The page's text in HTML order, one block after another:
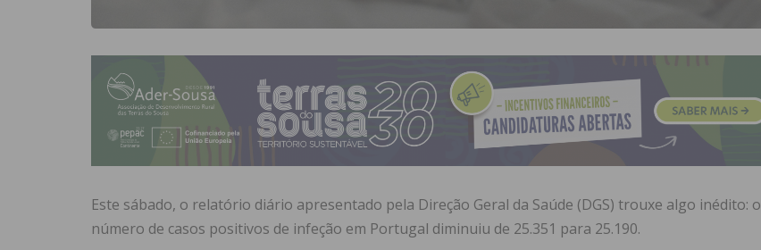
Este sábado, o relatório diário apresentado pela Direção Geral da Saúde (DGS) trouxe algo inédito: o
número de casos positivos de infeção em Portugal diminuiu de 25.351 para 25.190.